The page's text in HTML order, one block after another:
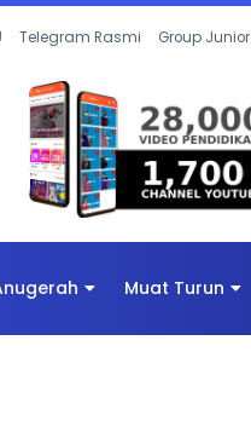
Telegram Rasmi Group Junior
Muat Turun